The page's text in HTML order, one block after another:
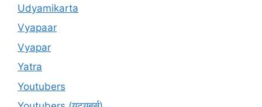
Udyamikarta
Vyapaar
Vyapar
Yatra
Youtubers